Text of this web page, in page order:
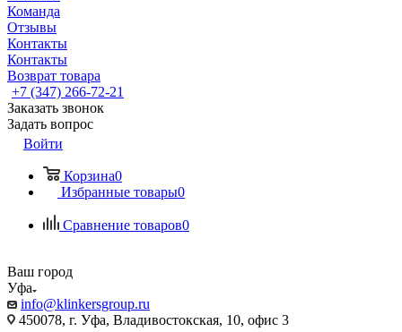
Команда
Отзывы
Контакты
Контакты
Возврат товара
+7 (347) 266-72-21
Заказать звонок
Задать вопрос
Войти
Корзина0
Избранные товары0
Сравнение товаров0
Ваш город
Уфа
info@klinkersgroup.ru
450078, г. Уфа, Владивостокская, 10, офис 3